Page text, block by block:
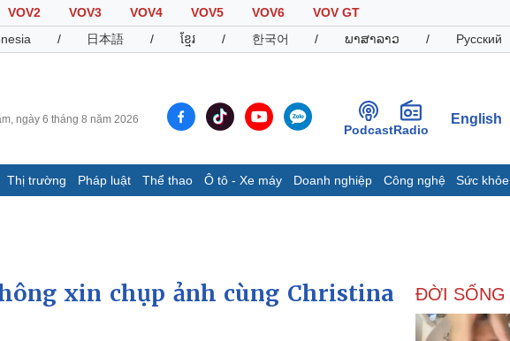
VOV2 VOV3 VOV4 VOV5 VOV6
VOV GT
/ 日本語 / ខ្មែរ / 한국어 / ພາສາລາວ / Русский
ngày 6 tháng 8 năm 2026
PodcastRadio
English
Thị trường Pháp luật Thể thao Ô tô - Xe máy Doanh nghiệp Công nghệ Sức khỏe
Infographic
xin chụp ảnh cùng Christina
ĐỜI SỐNG